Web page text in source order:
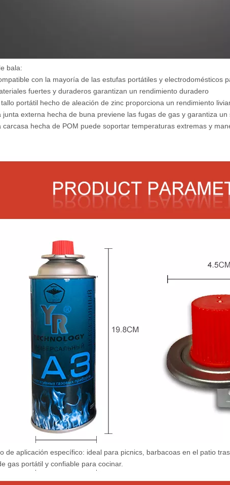
bala:
con la mayoría de las estufas portátiles y electrodomésticos
fuertes y duraderos garantizan un rendimiento duradero
portátil hecho de aleación de zinc proporciona un rendimiento
externa hecha de buna previene las fugas de gas y garantiza un
hecha de POM puede soportar temperaturas extremas y
de aplicación específico: ideal para picnics, barbacoas en el patio
gas portátil y confiable para cocinar.